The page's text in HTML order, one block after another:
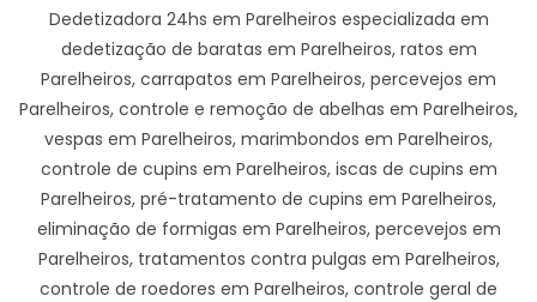
Dedetizadora 24hs em Parelheiros especializada em
dedetização de baratas em Parelheiros, ratos em
Parelheiros, carrapatos em Parelheiros, percevejos em
Parelheiros, controle e remoção de abelhas em Parelheiros,
vespas em Parelheiros, marimbondos em Parelheiros,
controle de cupins em Parelheiros, iscas de cupins em
Parelheiros, pré-tratamento de cupins em Parelheiros,
eliminação de formigas em Parelheiros, percevejos em
Parelheiros, tratamentos contra pulgas em Parelheiros,
controle de roedores em Parelheiros, controle geral de